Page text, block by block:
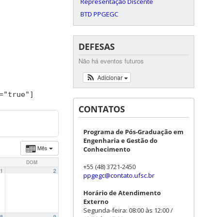
"true" ]
Mês
DOM
1 2
BTD PPGEGC
DEFESAS
Não há eventos futuros
Adicionar
CONTATOS
Programa de Pós-Graduação em
Engenharia e Gestão do
Conhecimento
+55 (48) 3721-2450
ppgegc@contato.ufsc.br
Horário de Atendimento
Externo
Segunda-feira: 08:00 às 12:00 /